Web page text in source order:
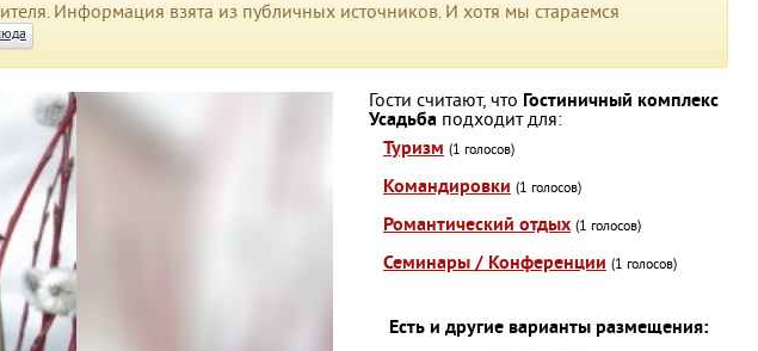
Информация взята из публичных источников. И хотя мы стараемся
Гости считают, что Гостиничный комплекс
Усадьба подходит для:
Туризм (1 голосов)
Командировки (1 голосов)
Романтический отдых (1 голосов)
Семинары / Конференции (1 голосов)
Есть и другие варианты размещения: